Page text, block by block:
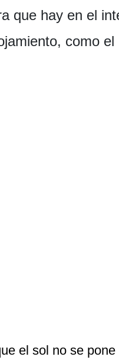
que hay en el
como
el sol no se